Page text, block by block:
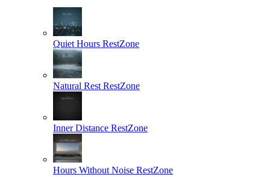
Quiet Hours RestZone
Natural Rest RestZone
Inner Distance RestZone
Hours Without Noise RestZone